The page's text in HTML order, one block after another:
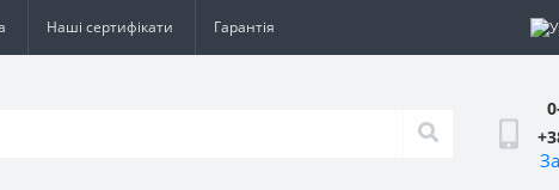
Наші сертифікати Гарантія